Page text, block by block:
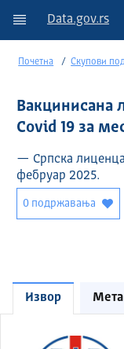
Data.gov.rs
Почетна Скупови
Вакцинисана
Covid 19 за
— Српска
фебруар 2025.
0 подржавања
Извор